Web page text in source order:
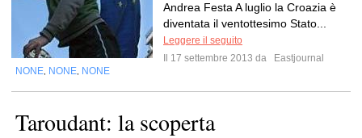
Andrea Festa A luglio la Croazia è
diventata il ventottesimo Stato...
Leggere il seguito
Il 17 settembre 2013 da
Eastjournal
NONE NONE NONE
Taroudant: la scoperta